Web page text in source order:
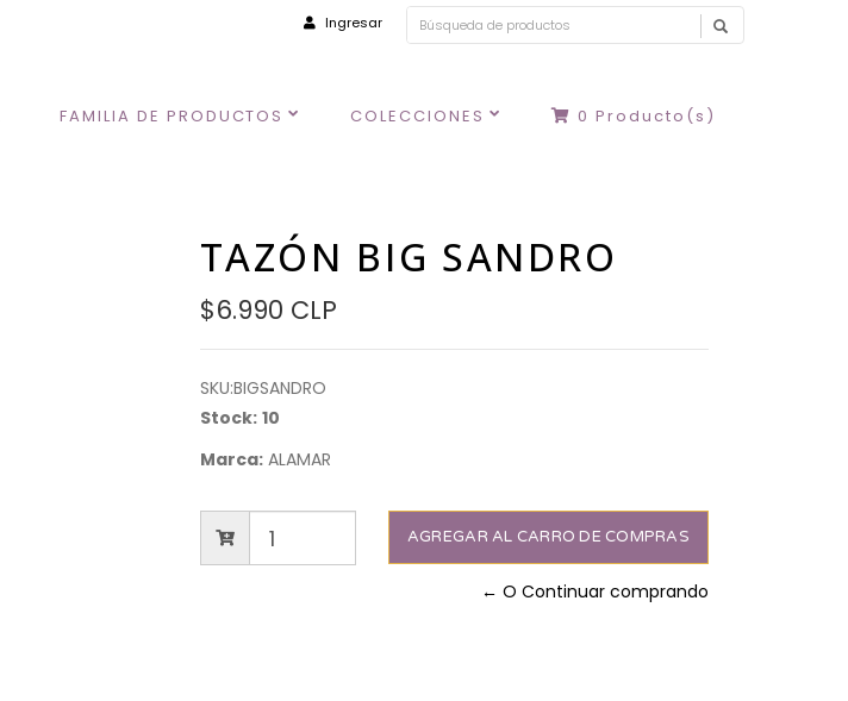
Ingresar
FAMILIA DE PRODUCTOS COLECCIONES 0 Producto(s)
TAZÓN BIG SANDRO
$6.990 CLP
SKU:BIGSANDRO
Stock: 10
Marca:ALAMAR
← O Continuar comprando